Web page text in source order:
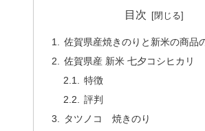
目次
佐賀県産焼きのりと新米の商品
佐賀県産 新米 七夕コシヒカリ
特徴
評判
タツノコ 焼きのり